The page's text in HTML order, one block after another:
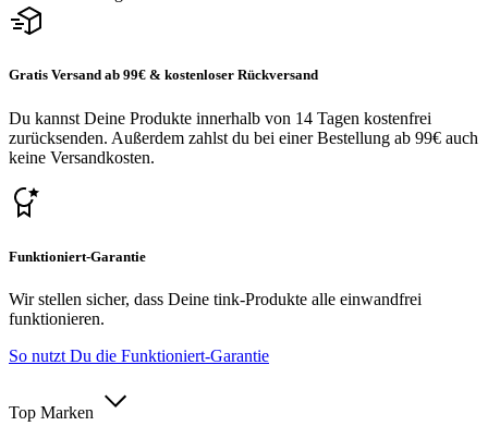
Gratis Versand ab 99€ & kostenloser Rückversand
Du kannst Deine Produkte innerhalb von 14 Tagen kostenfrei
zurücksenden. Außerdem zahlst du bei einer Bestellung ab 99€ auch
keine Versandkosten.
Funktioniert-Garantie
Wir stellen sicher, dass Deine tink-Produkte alle einwandfrei
funktionieren.
So nutzt Du die Funktioniert-Garantie
Top Marken